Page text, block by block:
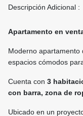
Descripción Adicional :
Apartamento en
Moderno apartamento
espacios cómodos
Cuenta con 3
con barra, zona de
Ubicado en un